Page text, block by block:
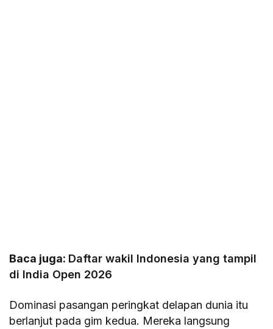
Baca juga: Daftar wakil Indonesia yang tampil
di India Open 2026
Dominasi pasangan peringkat delapan dunia itu
berlanjut pada gim kedua. Mereka langsung